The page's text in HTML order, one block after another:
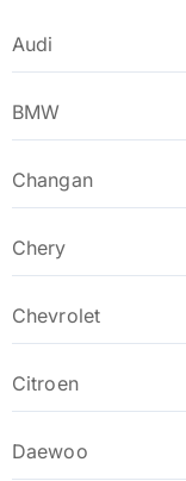
Audi
BMW
Changan
Chery
Chevrolet
Citroen
Daewoo